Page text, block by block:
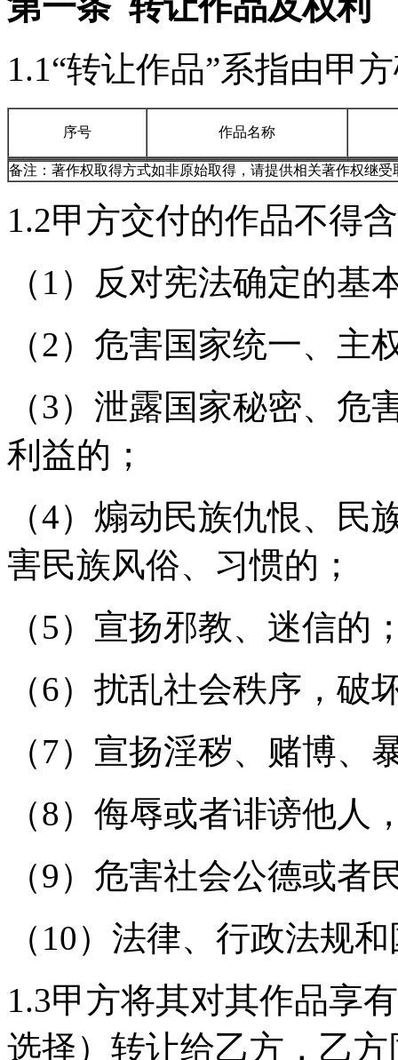
1.1“转让作品”系指由甲
序号 作品名称
备注：著作权取得方式如非原始取得，请提供相关著作权继
1.2甲方交付的作品不得
（1）反对宪法确定的基
（2）危害国家统一、主
（3）泄露国家秘密、
利益的；
（4）煽动民族仇恨、
害民族风俗、习惯的；
（5）宣扬邪教、迷信的
（6）扰乱社会秩序，破
（7）宣扬淫秽、赌博、
（8）侮辱或者诽谤他人
（9）危害社会公德或者
（10）法律、行政法规
1.3甲方将其对其作品享
选择）转让给乙方，乙